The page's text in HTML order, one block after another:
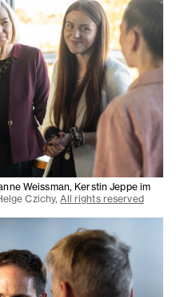
Weissman, Kerstin Jeppe im
Czichy,All rights reserved